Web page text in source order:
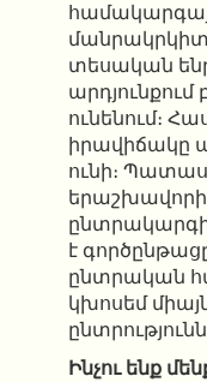
մանրակրկիտ
տեսական
ունենում։
ունի։
ընտրակարգի
է
ընտրական
կխոսեմ
Ինչու ենք